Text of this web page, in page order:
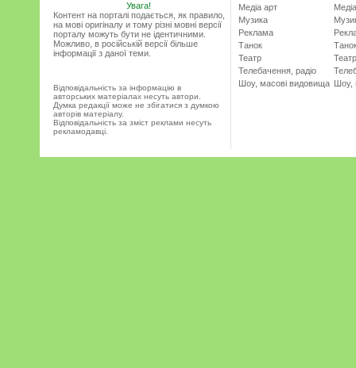
Увага!
Контент на порталі подається, як правило,
на мові оригіналу и тому різні мовні версії
порталу можуть бути не ідентичними.
Можливо, в російській версії більше
інформації з даної теми.
Відповідальність за інформацію в
авторських матеріалах несуть автори.
Думка редакції може не збігатися з думкою
авторів матеріалу.
Відповідальність за зміст реклами несуть
рекламодавці.
Медіа арт
Музика
Реклама
Танок
Театр
Телебачення, радіо
Шоу, масові видовища
Театр
Шоу,